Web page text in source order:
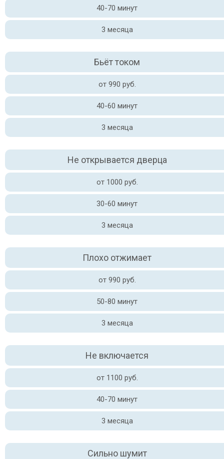
40-70 минут
3 месяца
Бьёт током
от 990 руб.
40-60 минут
3 месяца
Не открывается дверца
от 1000 руб.
30-60 минут
3 месяца
Плохо отжимает
от 990 руб.
50-80 минут
3 месяца
Не включается
от 1100 руб.
40-70 минут
3 месяца
Сильно шумит